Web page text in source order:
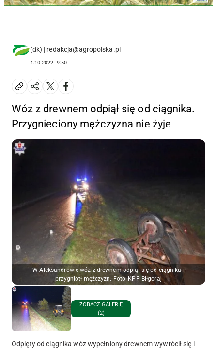
(dk) | redakcja@agropolska.pl
4.10.2022 9:50
Wóz z drewnem odpiął się od ciągnika.
Przygnieciony mężczyzna nie żyje
W Aleksandrowie wóz z drewnem odpiął się od ciągnika i
przygniótł mężczyzn. Foto_KPP Biłgoraj
ZOBACZ GALERIĘ
(2)
Odpięty od ciągnika wóz wypełniony drewnem wywrócił się i